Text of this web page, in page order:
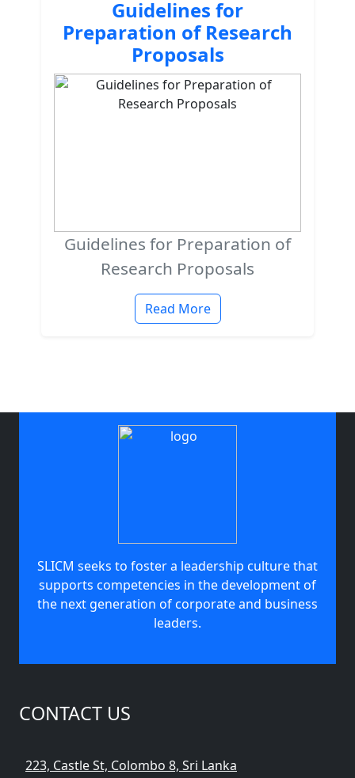
Guidelines for
Preparation of Research
Proposals
Guidelines for Preparation of
Research Proposals
Read More
SLICM seeks to foster a leadership culture that
supports competencies in the development of
the next generation of corporate and business
leaders.
CONTACT US
223, Castle St, Colombo 8, Sri Lanka